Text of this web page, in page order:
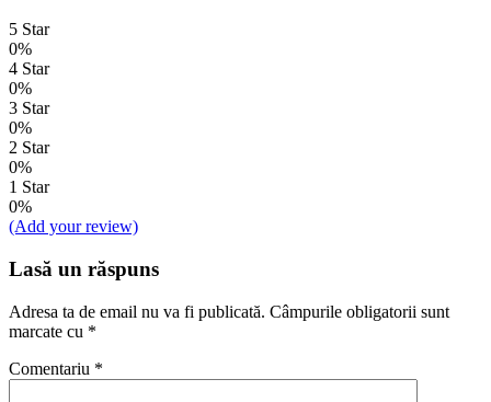
5 Star
0%
4 Star
0%
3 Star
0%
2 Star
0%
1 Star
0%
(Add your review)
Lasă un răspuns
Adresa ta de email nu va fi publicată. Câmpurile obligatorii sunt
marcate cu *
Comentariu *